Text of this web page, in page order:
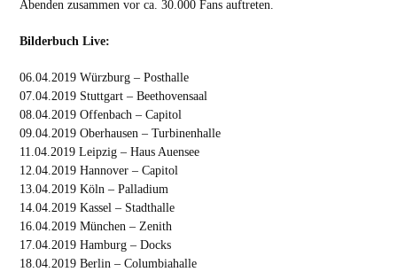
Abenden zusammen vor ca. 30.000 Fans auftreten.
Bilderbuch Live:
06.04.2019 Würzburg – Posthalle
07.04.2019 Stuttgart – Beethovensaal
08.04.2019 Offenbach – Capitol
09.04.2019 Oberhausen – Turbinenhalle
11.04.2019 Leipzig – Haus Auensee
12.04.2019 Hannover – Capitol
13.04.2019 Köln – Palladium
14.04.2019 Kassel – Stadthalle
16.04.2019 München – Zenith
17.04.2019 Hamburg – Docks
18.04.2019 Berlin – Columbiahalle